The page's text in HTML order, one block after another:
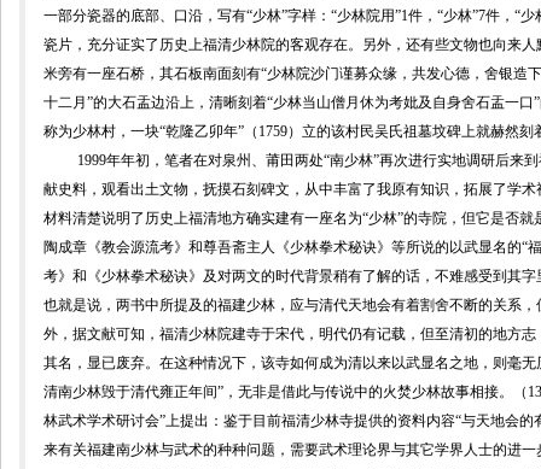
一部分瓷器的底部、口沿，写有“少林”字样：“少林院用”1件，“少林”7件，“少
瓷片，充分证实了历史上福清少林院的客观存在。另外，还有些文物也向来
米旁有一座石桥，其石板南面刻有“少林院沙门谨募众缘，共发心德，舍银造
十二月”的大石盂边沿上，清晰刻着“少林当山僧月休为考妣及自身舍石盂一
称为少林村，一块“乾隆乙卯年”（ 1759）立的该村民吴氏祖墓坟碑上就赫然刻
1999年年初，笔者在对泉州、莆田两处“南少林”再次进行实地调研后来
献史料，观看出土文物，抚摸石刻碑文，从中丰富了我原有知识，拓展了学
材料清楚说明了历史上福清地方确实建有一座名为“少林”的寺院，但它是否就
陶成章《教会源流考》和尊吾斋主人
《少林拳术秘诀》等所说的以武显名的“
考》和《少林拳术秘诀》及对两文的时代背景稍有了解的话，不难感受到其
也就是说，两书中所提及的福建少林，应与清代天地会有着割舍不断的关系
外， 据文献可知，福清少林院建寺于宋代，明代仍有记载，但至清初的地方
其名，显已废弃。在这种情况下，该寺如何成为清以来以武显名之地，则毫
清南少林毁于清代雍正年间”，无非是借此与传说中的火焚少林故事相接。（ 13
林武术学术研讨会”上提出：鉴于目前福清少林寺提供的资料内容“与天地会
来有关福建南少林与武术的种种问题，需要武术理论界与其它学界人士的进一